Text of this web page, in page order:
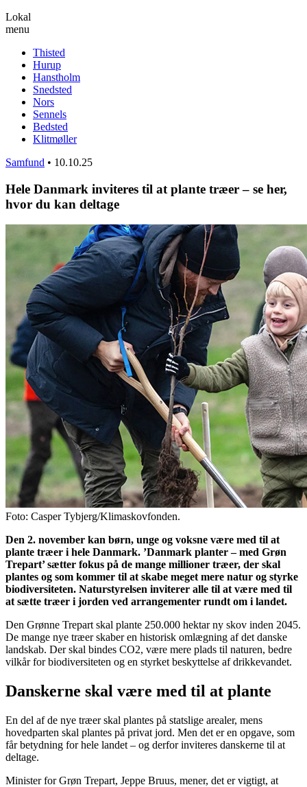
Lokal
menu
Thisted
Hurup
Hanstholm
Snedsted
Nors
Sennels
Bedsted
Klitmøller
Samfund • 10.10.25
Hele Danmark inviteres til at plante træer – se her,
hvor du kan deltage
Foto: Casper Tybjerg/Klimaskovfonden.
Den 2. november kan børn, unge og voksne være med til at
plante træer i hele Danmark. ’Danmark planter – med Grøn
Trepart’ sætter fokus på de mange millioner træer, der skal
plantes og som kommer til at skabe meget mere natur og styrke
biodiversiteten. Naturstyrelsen inviterer alle til at være med til
at sætte træer i jorden ved arrangementer rundt om i landet.
Den Grønne Trepart skal plante 250.000 hektar ny skov inden 2045.
De mange nye træer skaber en historisk omlægning af det danske
landskab. Der skal bindes CO2, være mere plads til naturen, bedre
vilkår for biodiversiteten og en styrket beskyttelse af drikkevandet.
Danskerne skal være med til at plante
En del af de nye træer skal plantes på statslige arealer, mens
hovedparten skal plantes på privat jord. Men det er en opgave, som
får betydning for hele landet – og derfor inviteres danskerne til at
deltage.
Minister for Grøn Trepart, Jeppe Bruus, mener, det er vigtigt, at